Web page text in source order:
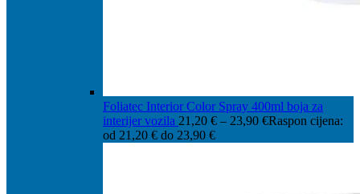
Foliatec Interior Color Spray 400ml boja za
interijer vozila 21,20 € – 23,90 €Raspon cijena:
od 21,20 € do 23,90 €